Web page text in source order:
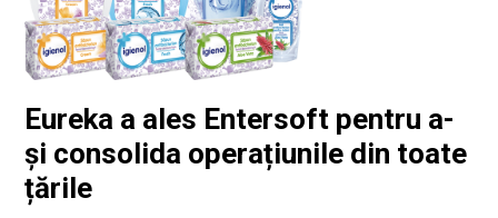
Eureka a ales Entersoft pentru a-
și consolida operațiunile din toate
țările